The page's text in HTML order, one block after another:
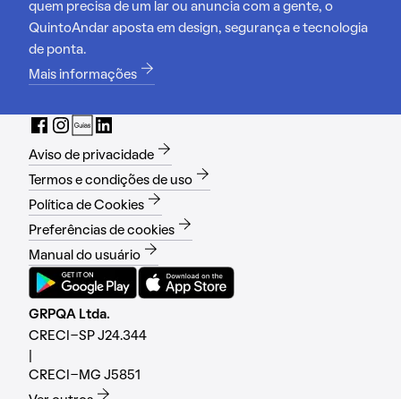
quem precisa de um lar ou anuncia com a gente, o
QuintoAndar aposta em design, segurança e tecnologia
de ponta.
Mais informações
Aviso de privacidade
Termos e condições de uso
Política de Cookies
Preferências de cookies
Manual do usuário
GRPQA Ltda.
CRECI-SP J24.344
CRECI-MG J5851